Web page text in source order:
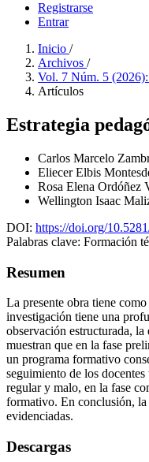
Registrarse
Entrar
Inicio /
Archivos /
Vol. 7 Núm. 5
Artículos
Estrategia
Carlos Marcelo
Eliecer Elbis
Rosa Elena Ordóñez
Wellington Isaac
DOI: https://doi.org/
Palabras clave: Formación
Resumen
La presente obra tiene
investigación tiene una
observación estructurada,
muestran que en la fase
un programa formativo
seguimiento de los
regular y malo, en la fase
formativo. En conclusión, la
evidenciadas.
Descargas